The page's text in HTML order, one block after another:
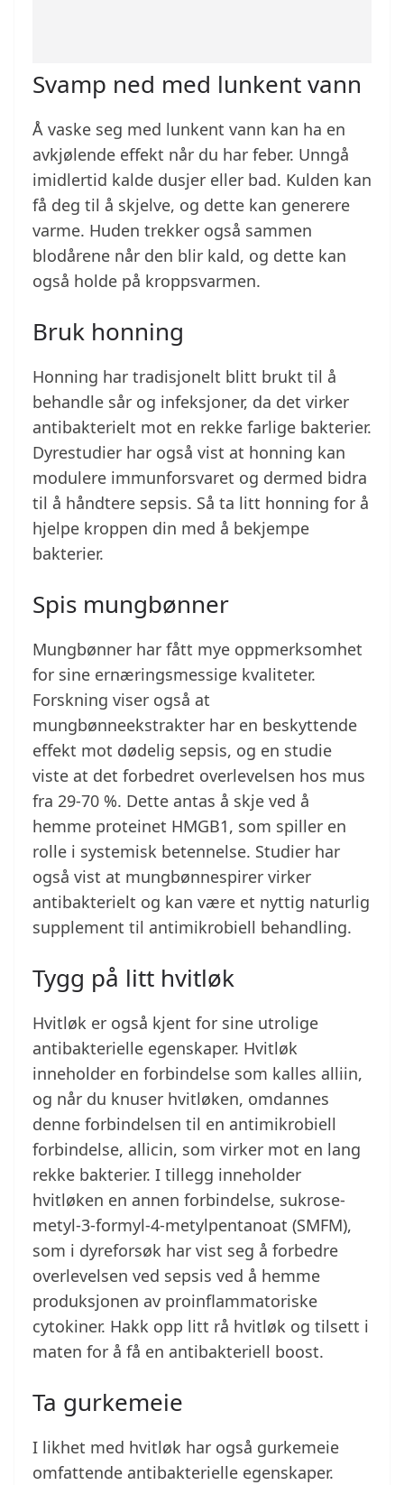
Svamp ned med lunkent vann
Å vaske seg med lunkent vann kan ha en
avkjølende effekt når du har feber. Unngå
imidlertid kalde dusjer eller bad. Kulden kan
få deg til å skjelve, og dette kan generere
varme. Huden trekker også sammen
blodårene når den blir kald, og dette kan
også holde på kroppsvarmen.
Bruk honning
Honning har tradisjonelt blitt brukt til å
behandle sår og infeksjoner, da det virker
antibakterielt mot en rekke farlige bakterier.
Dyrestudier har også vist at honning kan
modulere immunforsvaret og dermed bidra
til å håndtere sepsis. Så ta litt honning for å
hjelpe kroppen din med å bekjempe
bakterier.
Spis mungbønner
Mungbønner har fått mye oppmerksomhet
for sine ernæringsmessige kvaliteter.
Forskning viser også at
mungbønneekstrakter har en beskyttende
effekt mot dødelig sepsis, og en studie
viste at det forbedret overlevelsen hos mus
fra 29-70 %. Dette antas å skje ved å
hemme proteinet HMGB1, som spiller en
rolle i systemisk betennelse. Studier har
også vist at mungbønnespirer virker
antibakterielt og kan være et nyttig naturlig
supplement til antimikrobiell behandling.
Tygg på litt hvitløk
Hvitløk er også kjent for sine utrolige
antibakterielle egenskaper. Hvitløk
inneholder en forbindelse som kalles alliin,
og når du knuser hvitløken, omdannes
denne forbindelsen til en antimikrobiell
forbindelse, allicin, som virker mot en lang
rekke bakterier. I tillegg inneholder
hvitløken en annen forbindelse, sukrose-
metyl-3-formyl-4-metylpentanoat (SMFM),
som i dyreforsøk har vist seg å forbedre
overlevelsen ved sepsis ved å hemme
produksjonen av proinflammatoriske
cytokiner. Hakk opp litt rå hvitløk og tilsett i
maten for å få en antibakteriell boost.
Ta gurkemeie
I likhet med hvitløk har også gurkemeie
omfattende antibakterielle egenskaper.